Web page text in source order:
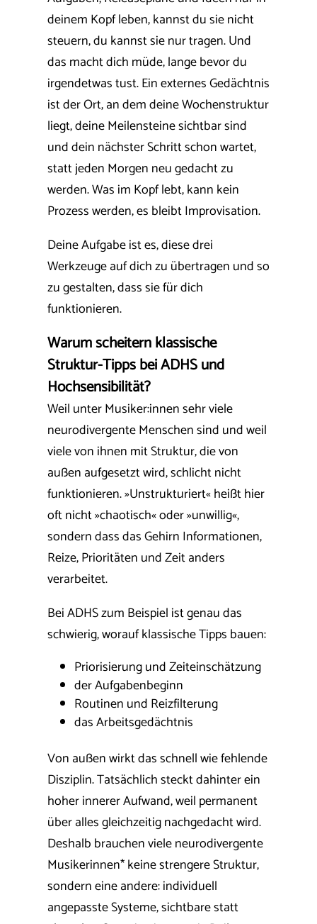
deinem Kopf leben, kannst du sie nicht
steuern, du kannst sie nur tragen. Und
das macht dich müde, lange bevor du
irgendetwas tust. Ein externes Gedächtnis
ist der Ort, an dem deine Wochenstruktur
liegt, deine Meilensteine sichtbar sind
und dein nächster Schritt schon wartet,
statt jeden Morgen neu gedacht zu
werden. Was im Kopf lebt, kann kein
Prozess werden, es bleibt Improvisation.
Deine Aufgabe ist es, diese drei
Werkzeuge auf dich zu übertragen und so
zu gestalten, dass sie für dich
funktionieren.
Warum scheitern klassische
Struktur-Tipps bei ADHS und
Hochsensibilität?
Weil unter Musiker:innen sehr viele
neurodivergente Menschen sind und weil
viele von ihnen mit Struktur, die von
außen aufgesetzt wird, schlicht nicht
funktionieren. »Unstrukturiert« heißt hier
oft nicht »chaotisch« oder »unwillig«,
sondern dass das Gehirn Informationen,
Reize, Prioritäten und Zeit anders
verarbeitet.
Bei ADHS zum Beispiel ist genau das
schwierig, worauf klassische Tipps bauen:
Priorisierung und Zeiteinschätzung
der Aufgabenbeginn
Routinen und Reizfilterung
das Arbeitsgedächtnis
Von außen wirkt das schnell wie fehlende
Disziplin. Tatsächlich steckt dahinter ein
hoher innerer Aufwand, weil permanent
über alles gleichzeitig nachgedacht wird.
Deshalb brauchen viele neurodivergente
Musikerinnen* keine strengere Struktur,
sondern eine andere: individuell
angepasste Systeme, sichtbare statt